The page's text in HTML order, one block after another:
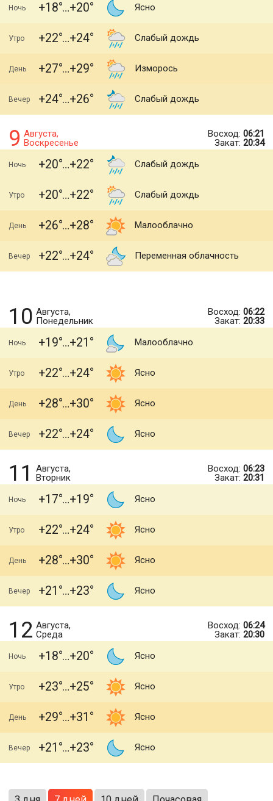
Ночь +18 +20 Ясно
Утро +22 +24 Слабый дождь
День +27 +29 Изморось
Вечер +24 +26 Слабый дождь
9 Августа,
Воскресенье
Восход: 06:21
Закат: 20:34
Ночь +20 +22 Слабый дождь
Утро +20 +22 Слабый дождь
День +26 +28 Малооблачно
Вечер +22 +24 Переменная облачность
10 Августа,
Понедельник
Восход: 06:22
Закат: 20:33
Ночь +19 +21 Малооблачно
Утро +22 +24 Ясно
День +28 +30 Ясно
Вечер +22 +24 Ясно
11
Августа,
Вторник
Восход: 06:23
Закат: 20:31
Ночь +17 +19 Ясно
Утро +22 +24 Ясно
День +28 +30 Ясно
Вечер +21 +23 Ясно
12 Августа,
Среда
Восход: 06:24
Закат: 20:30
Ночь +18 +20 Ясно
Утро +23 +25 Ясно
День +29 +31 Ясно
Вечер +21 +23 Ясно